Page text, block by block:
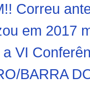
Correu
em 2017
VI
BARRA